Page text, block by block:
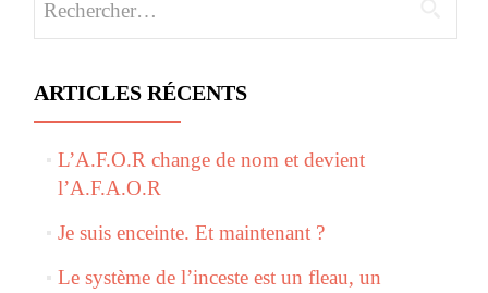
ARTICLES RÉCENTS
L’A.F.O.R change de nom et devient
l’A.F.A.O.R
Je suis enceinte. Et maintenant ?
Le système de l’inceste est un fleau, un